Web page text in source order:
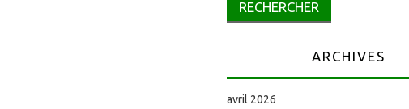
ARCHIVES
avril 2026